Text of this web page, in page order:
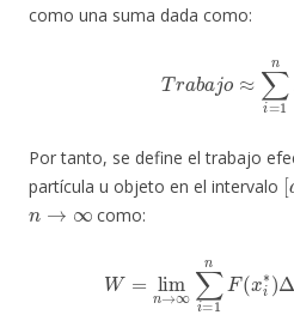
como una suma dada como:
=1
Por tanto, se define el trabajo
partícula u objeto en el intervalo
[
n→∞
como:
∞